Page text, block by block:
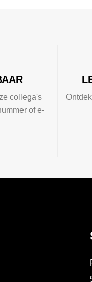
collega's
of e-